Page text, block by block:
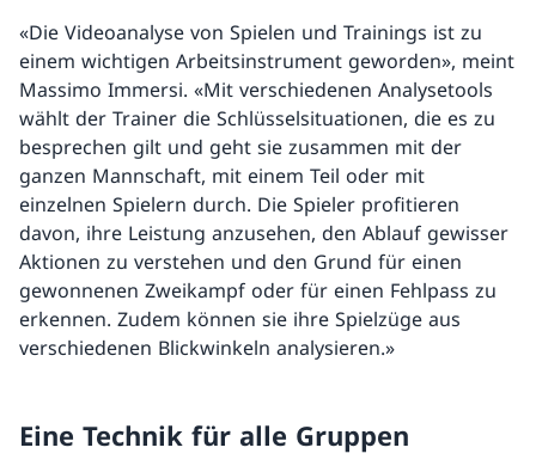
«Die Videoanalyse von Spielen und Trainings ist zu
einem wichtigen Arbeitsinstrument geworden», meint
Massimo Immersi. «Mit verschiedenen Analysetools
wählt der Trainer die Schlüsselsituationen, die es zu
besprechen gilt und geht sie zusammen mit der
ganzen Mannschaft, mit einem Teil oder mit
einzelnen Spielern durch. Die Spieler profitieren
davon, ihre Leistung anzusehen, den Ablauf gewisser
Aktionen zu verstehen und den Grund für einen
gewonnenen Zweikampf oder für einen Fehlpass zu
erkennen. Zudem können sie ihre Spielzüge aus
verschiedenen Blickwinkeln analysieren.»
Eine Technik für alle Gruppen